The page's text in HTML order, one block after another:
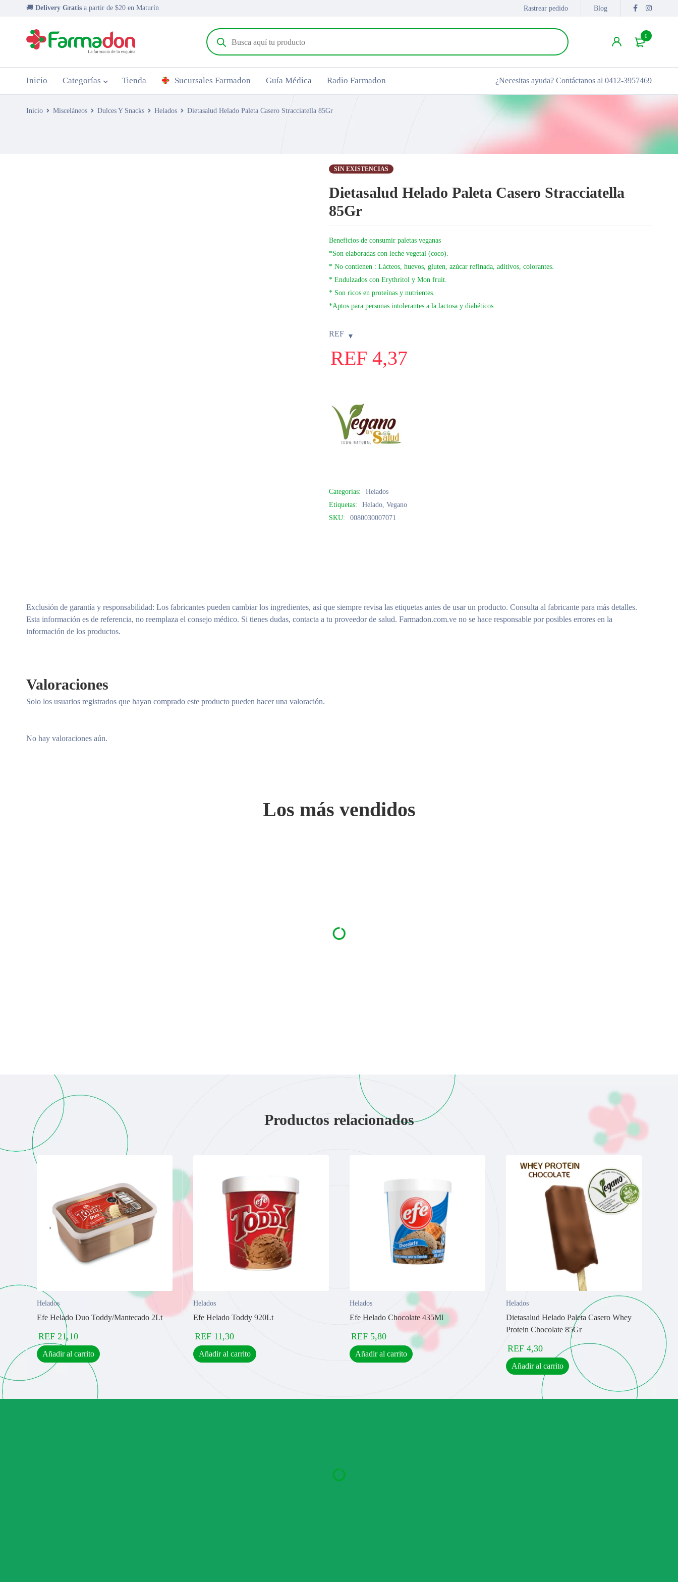
🚚 Delivery Gratis a partir de $20 en Maturín Rastrear pedido Blog
0
Inicio Categorías Tienda Sucursales Farmadon Guía Médica Radio Farmadon ¿Necesitas ayuda? Contáctanos al 0412-3957469
Inicio Misceláneos Dulces Y Snacks Helados Dietasalud Helado Paleta Casero Stracciatella 85Gr
SIN EXISTENCIAS
Dietasalud Helado Paleta Casero Stracciatella
85Gr
Beneficios de consumir paletas veganas
*Son elaboradas con leche vegetal (coco).
* No contienen : Lácteos, huevos, gluten, azúcar refinada, aditivos, colorantes.
* Endulzados con Erythritol y Mon fruit.
* Son ricos en proteínas y nutrientes.
*Aptos para personas intolerantes a la lactosa y diabéticos.
REF
REF4,37
Categorías:
Helados
Etiquetas:
Helado,Vegano
SKU:
0080030007071
Exclusión de garantía y responsabilidad: Los fabricantes pueden cambiar los ingredientes, así que siempre revisa las etiquetas antes de usar un producto. Consulta al fabricante para más detalles.
Esta información es de referencia, no reemplaza el consejo médico. Si tienes dudas, contacta a tu proveedor de salud. Farmadon.com.ve no se hace responsable por posibles errores en la
información de los productos.
Valoraciones
No hay valoraciones aún.
Solo los usuarios registrados que hayan comprado este producto pueden hacer una valoración.
Los más vendidos
Productos relacionados
Helados
Efe Helado Duo Toddy/Mantecado 2Lt
REF 21,10
Añadir al carrito
Helados
Efe Helado Toddy 920Lt
REF 11,30
Añadir al carrito
Helados
Efe Helado Chocolate 435Ml
REF 5,80
Añadir al carrito
Helados
Dietasalud Helado Paleta Casero Whey
Protein Chocolate 85Gr
REF 4,30
Añadir al carrito